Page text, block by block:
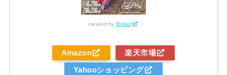
created byRinker
Amazon 楽天市場
Yahooショッピング